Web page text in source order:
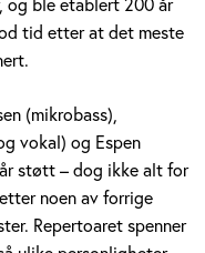
tid etter at det meste
(mikrobass),
vokal) og Espen
støtt – dog ikke alt for
noen av forrige
Repertoaret spenner